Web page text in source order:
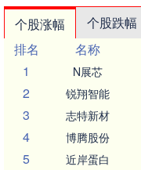
个股涨幅 个股跌幅
排名
名称
1
N展芯
2 锐翔智能
3 志特新材
4 博腾股份
5 近岸蛋白